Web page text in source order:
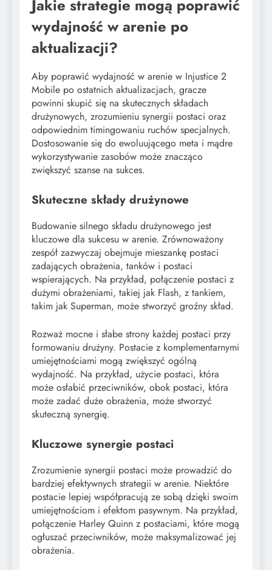
Jakie strategie mogą poprawić
wydajność w arenie po
aktualizacji?
Aby poprawić wydajność w arenie w Injustice 2
Mobile po ostatnich aktualizacjach, gracze
powinni skupić się na skutecznych składach
drużynowych, zrozumieniu synergii postaci oraz
odpowiednim timingowaniu ruchów specjalnych.
Dostosowanie się do ewoluującego meta i mądre
wykorzystywanie zasobów może znacząco
zwiększyć szanse na sukces.
Skuteczne składy drużynowe
Budowanie silnego składu drużynowego jest
kluczowe dla sukcesu w arenie. Zrównoważony
zespół zazwyczaj obejmuje mieszankę postaci
zadających obrażenia, tanków i postaci
wspierających. Na przykład, połączenie postaci z
dużymi obrażeniami, takiej jak Flash, z tankiem,
takim jak Superman, może stworzyć groźny skład.
Rozważ mocne i słabe strony każdej postaci przy
formowaniu drużyny. Postacie z komplementarnymi
umiejętnościami mogą zwiększyć ogólną
wydajność. Na przykład, użycie postaci, która
może osłabić przeciwników, obok postaci, która
może zadać duże obrażenia, może stworzyć
skuteczną synergię.
Kluczowe synergie postaci
Zrozumienie synergii postaci może prowadzić do
bardziej efektywnych strategii w arenie. Niektóre
postacie lepiej współpracują ze sobą dzięki swoim
umiejętnościom i efektom pasywnym. Na przykład,
połączenie Harley Quinn z postaciami, które mogą
ogłuszać przeciwników, może maksymalizować jej
obrażenia.